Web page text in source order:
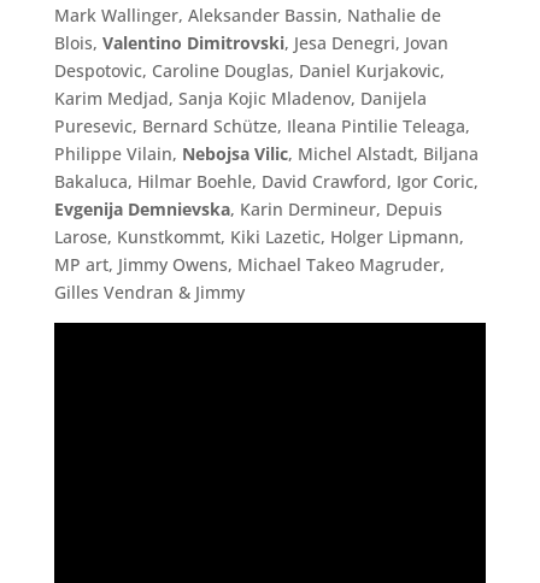
Mark Wallinger, Aleksander Bassin, Nathalie de
Blois, Valentino Dimitrovski, Jesa Denegri, Jovan
Despotovic, Caroline Douglas, Daniel Kurjakovic,
Karim Medjad, Sanja Kojic Mladenov, Danijela
Puresevic, Bernard Schütze, Ileana Pintilie Teleaga,
Philippe Vilain, Nebojsa Vilic, Michel Alstadt, Biljana
Bakaluca, Hilmar Boehle, David Crawford, Igor Coric,
Evgenija Demnievska, Karin Dermineur, Depuis
Larose, Kunstkommt, Kiki Lazetic, Holger Lipmann,
MP art, Jimmy Owens, Michael Takeo Magruder,
Gilles Vendran & Jimmy